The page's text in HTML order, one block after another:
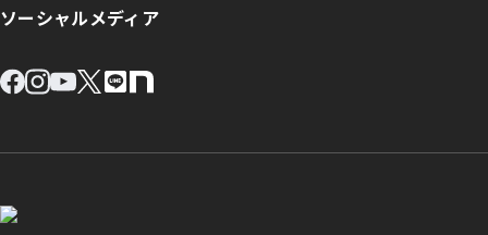
ソーシャルメディア